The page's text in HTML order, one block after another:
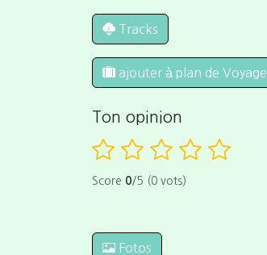
Tracks
ajouter à plan de Voyage
Ton opinion
Score 0/5 (0 vots)
Fotos